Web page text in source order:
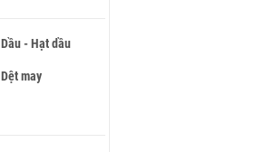
Dầu - Hạt dầu
Dệt may